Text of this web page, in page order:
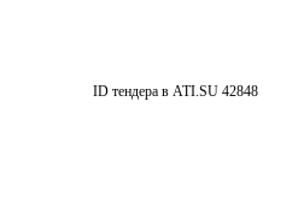
ID тендера в ATI.SU 42848